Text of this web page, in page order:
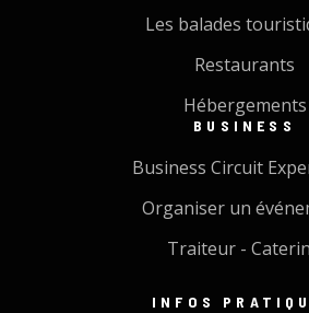
Les balades
Restaurants
Hébergements
BUSINESS
Business Circuit
Organiser un
Traiteur -
INFOS